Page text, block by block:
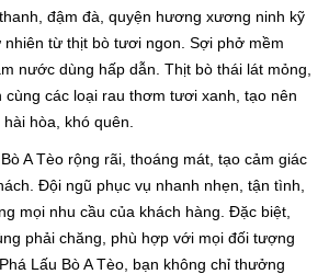
đậm đà, quyện hương xương ninh kỹ
nhiên từ thịt bò tươi ngon. Sợi phở mềm
nước dùng hấp dẫn. Thịt bò thái lát mỏng,
cùng các loại rau thơm tươi xanh, tạo nên
hòa, khó quên.
A Tèo rộng rãi, thoáng mát, tạo cảm giác
Đội ngũ phục vụ nhanh nhẹn, tận tình,
mọi nhu cầu của khách hàng. Đặc biệt,
phải chăng, phù hợp với mọi đối tượng
Lấu Bò A Tèo, bạn không chỉ thưởng